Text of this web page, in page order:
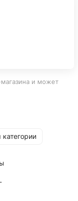
и может